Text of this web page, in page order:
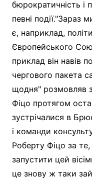
бюрократичність і
певні події."Зараз
є, наприклад,
Європейського
приклад він навів
чергового пакета
щодня" розмовляв
Фіцо протягом
зустрічалися в
і команди
Роберту Фіцо за
запустити цей
це знову ж таки